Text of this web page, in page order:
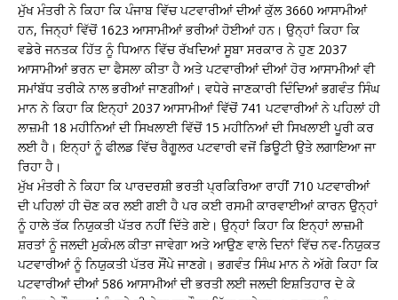
ਮੁੱਖ ਮੰਤਰੀ ਨੇ ਕਿਹਾ ਕਿ ਪੰਜਾਬ ਵਿੱਚ ਪਟਵਾਰੀਆਂ ਦੀਆਂ ਕੁੱਲ 3660 ਆਸਾਮੀਆਂ
ਹਨ, ਜਿਨ੍ਹਾਂ ਵਿੱਚੋਂ 1623 ਆਸਾਮੀਆਂ ਭਰੀਆਂ ਹੋਈਆਂ ਹਨ। ਉਨ੍ਹਾਂ ਕਿਹਾ ਕਿ
ਵਡੇਰੇ ਜਨਤਕ ਹਿੱਤ ਨੂੰ ਧਿਆਨ ਵਿੱਚ ਰੱਖਦਿਆਂ ਸੂਬਾ ਸਰਕਾਰ ਨੇ ਹੁਣ 2037
ਆਸਾਮੀਆਂ ਭਰਨ ਦਾ ਫੈਸਲਾ ਕੀਤਾ ਹੈ ਅਤੇ ਪਟਵਾਰੀਆਂ ਦੀਆਂ ਹੋਰ ਆਸਾਮੀਆਂ ਵੀ
ਸਮਾਂਬੱਧ ਤਰੀਕੇ ਨਾਲ ਭਰੀਆਂ ਜਾਣਗੀਆਂ। ਵਧੇਰੇ ਜਾਣਕਾਰੀ ਦਿੰਦਿਆਂ ਭਗਵੰਤ ਸਿੰਘ
ਮਾਨ ਨੇ ਕਿਹਾ ਕਿ ਇਨ੍ਹਾਂ 2037 ਆਸਾਮੀਆਂ ਵਿੱਚੋਂ 741 ਪਟਵਾਰੀਆਂ ਨੇ ਪਹਿਲਾਂ ਹੀ
ਲਾਜ਼ਮੀ 18 ਮਹੀਨਿਆਂ ਦੀ ਸਿਖਲਾਈ ਵਿੱਚੋਂ 15 ਮਹੀਨਿਆਂ ਦੀ ਸਿਖਲਾਈ ਪੂਰੀ ਕਰ
ਲਈ ਹੈ। ਇਨ੍ਹਾਂ ਨੂੰ ਫੀਲਡ ਵਿੱਚ ਰੈਗੂਲਰ ਪਟਵਾਰੀ ਵਜੋਂ ਡਿਊਟੀ ਉਤੇ ਲਗਾਇਆ ਜਾ
ਰਿਹਾ ਹੈ।
ਮੁੱਖ ਮੰਤਰੀ ਨੇ ਕਿਹਾ ਕਿ ਪਾਰਦਰਸ਼ੀ ਭਰਤੀ ਪ੍ਰਕਿਰਿਆ ਰਾਹੀਂ 710 ਪਟਵਾਰੀਆਂ
ਦੀ ਪਹਿਲਾਂ ਹੀ ਚੋਣ ਕਰ ਲਈ ਗਈ ਹੈ ਪਰ ਕਈ ਰਸਮੀ ਕਾਰਵਾਈਆਂ ਕਾਰਨ ਉਨ੍ਹਾਂ
ਨੂੰ ਹਾਲੇ ਤੱਕ ਨਿਯੁਕਤੀ ਪੱਤਰ ਨਹੀਂ ਦਿੱਤੇ ਗਏ। ਉਨ੍ਹਾਂ ਕਿਹਾ ਕਿ ਇਨ੍ਹਾਂ ਲਾਜ਼ਮੀ
ਸ਼ਰਤਾਂ ਨੂੰ ਜਲਦੀ ਮੁਕੰਮਲ ਕੀਤਾ ਜਾਵੇਗਾ ਅਤੇ ਆਉਣ ਵਾਲੇ ਦਿਨਾਂ ਵਿੱਚ ਨਵ-ਨਿਯੁਕਤ
ਪਟਵਾਰੀਆਂ ਨੂੰ ਨਿਯੁਕਤੀ ਪੱਤਰ ਸੌਂਪੇ ਜਾਣਗੇ। ਭਗਵੰਤ ਸਿੰਘ ਮਾਨ ਨੇ ਅੱਗੇ ਕਿਹਾ ਕਿ
ਪਟਵਾਰੀਆਂ ਦੀਆਂ 586 ਆਸਾਮੀਆਂ ਦੀ ਭਰਤੀ ਲਈ ਜਲਦੀ ਇਸ਼ਤਿਹਾਰ ਦੇ ਕੇ